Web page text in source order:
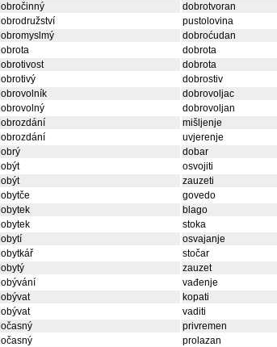
dobrotvoran
pustolovina
dobroćudan
dobrota
dobrota
dobrostiv
dobrovoljac
dobrovoljan
mišljenje
uvjerenje
dobar
osvojiti
zauzeti
govedo
blago
stoka
osvajanje
stočar
zauzet
vađenje
kopati
vaditi
privremen
prolazan